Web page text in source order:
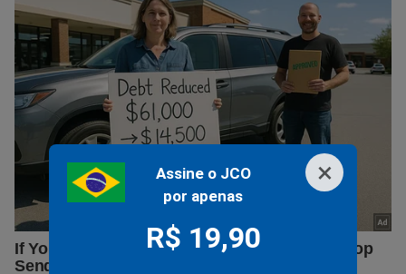
×
Assine o JCO
por apenas
R$ 19,90